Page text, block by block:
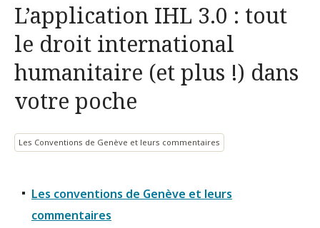
L’application IHL 3.0 : tout
le droit international
humanitaire (et plus !) dans
votre poche
Les Conventions de Genève et leurs commentaires
Les conventions de Genève et leurs
commentaires